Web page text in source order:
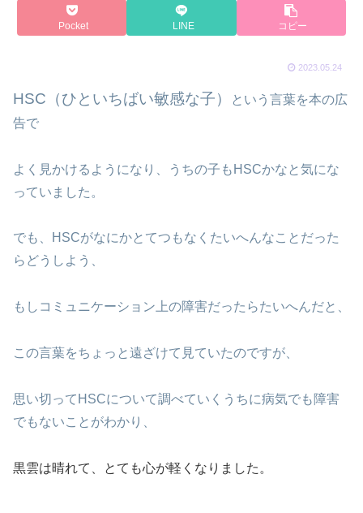
Pocket LINE コピー
2023.05.24
HSC（ひといちばい敏感な子）
という言葉を本の広
告で
よく見かけるようになり、うちの子もHSCかなと気にな
っていました。
でも、HSCがなにかとてつもなくたいへんなことだった
らどうしよう、
もしコミュニケーション上の障害だったらたいへんだと、
この言葉をちょっと遠ざけて見ていたのですが、
思い切ってHSCについて調べていくうちに病気でも障害
でもないことがわかり、
黒雲は晴れて、とても心が軽くなりました。